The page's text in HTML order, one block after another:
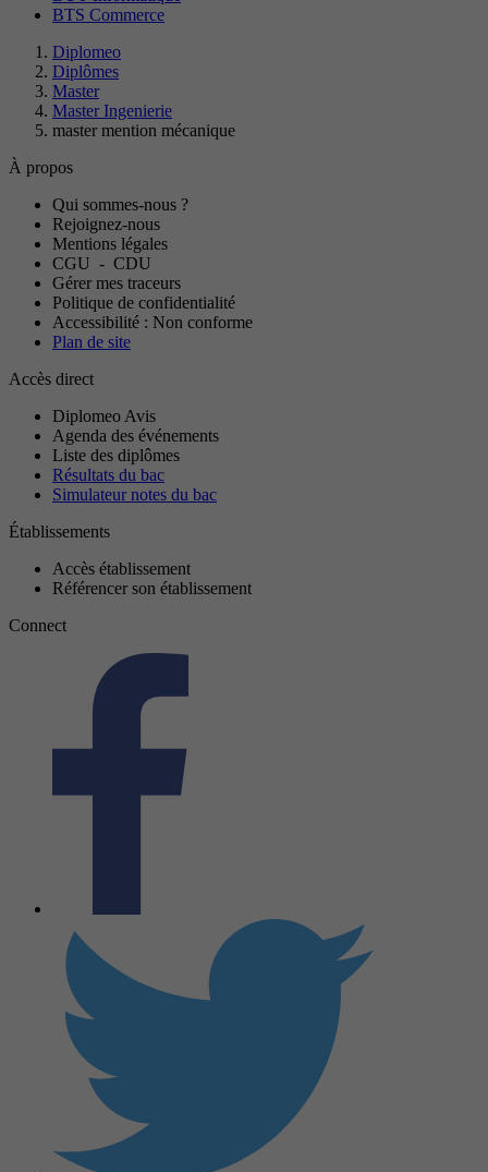
BTS Commerce
Diplomeo
Diplômes
Master
Master Ingenierie
master mention mécanique
À propos
Qui sommes-nous ?
Rejoignez-nous
Mentions légales
CGU - CDU
Gérer mes traceurs
Politique de confidentialité
Accessibilité : Non conforme
Plan de site
Accès direct
Diplomeo Avis
Agenda des événements
Liste des diplômes
Résultats du bac
Simulateur notes du bac
Établissements
Accès établissement
Référencer son établissement
Connect